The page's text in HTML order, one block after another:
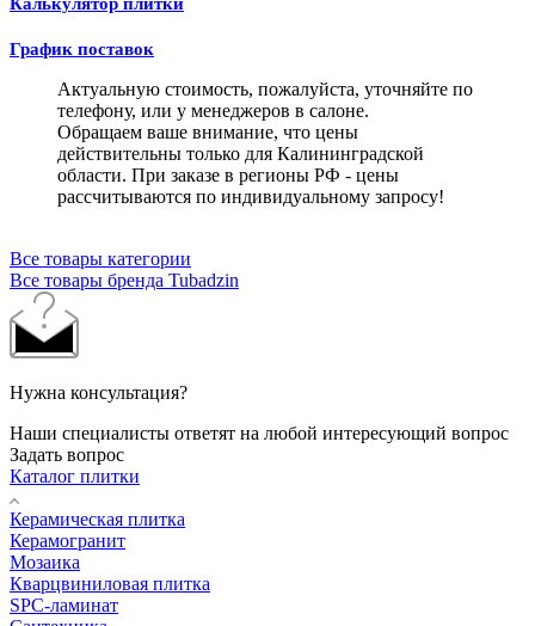
График поставок
Актуальную стоимость, пожалуйста, уточняйте по
телефону, или у менеджеров в салоне.
Обращаем ваше внимание, что цены
действительны только для Калининградской
области. При заказе в регионы РФ - цены
рассчитываются по индивидуальному запросу!
Все товары категории
Все товары бренда Tubadzin
Нужна консультация?
Наши специалисты ответят на любой интересующий вопрос
Задать вопрос
Каталог плитки
Керамическая плитка
Керамогранит
Мозаика
Кварцвиниловая плитка
SPC-ламинат